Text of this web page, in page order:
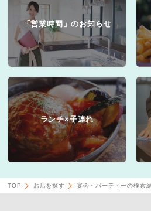
「営業時間」のお知らせ
ランチ×子連れ
TOP お店を探す 宴会・パーティーの検索